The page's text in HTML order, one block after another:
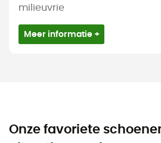
milieuvrie
Meer informatie +
Onze favoriete